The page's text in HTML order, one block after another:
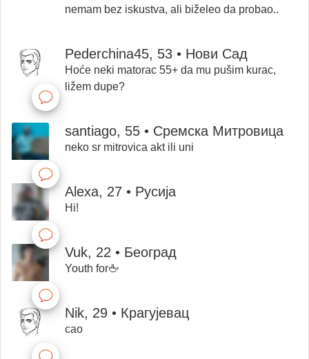
nemam bez iskustva, ali biželeo da probao..
Pederchina45, 53 • Нови Сад
Hoće neki matorac 55+ da mu pušim kurac,
ližem dupe?
santiago, 55 • Сремска Митровица
neko sr mitrovica akt ili uni
Alexa, 27 • Русија
Hi!
Vuk, 22 • Београд
Youth for🖕
Nik, 29 • Крагујевац
cao